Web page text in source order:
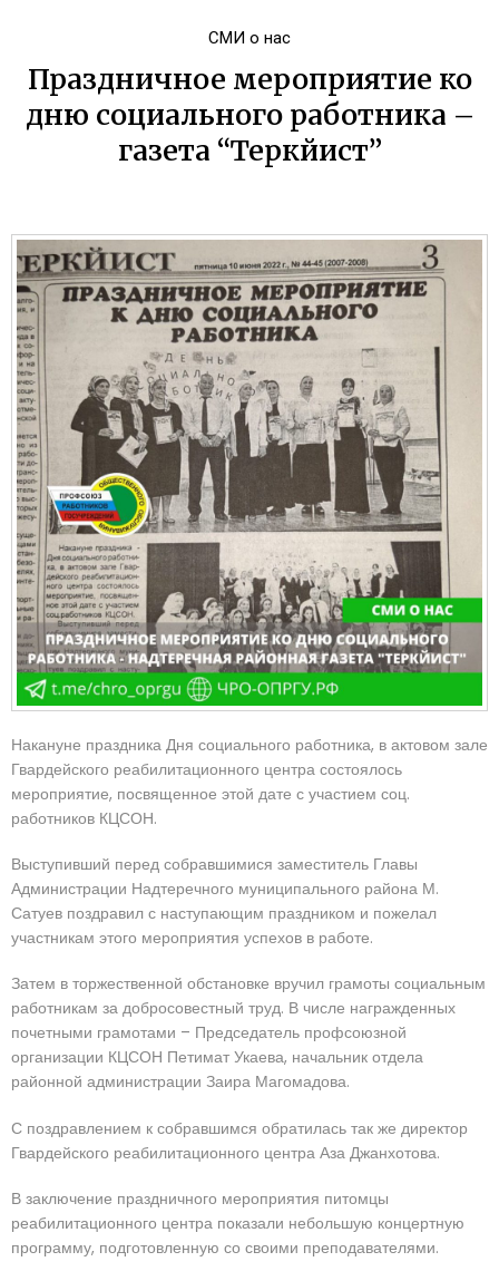
СМИ о нас
Праздничное мероприятие ко
дню социального работника –
газета “Теркйист”
Накануне праздника Дня социального работника, в актовом зале
Гвардейского реабилитационного центра состоялось
мероприятие, посвященное этой дате с участием соц.
работников КЦСОН.
Выступивший перед собравшимися заместитель Главы
Администрации Надтеречного муниципального района М.
Сатуев поздравил с наступающим праздником и пожелал
участникам этого мероприятия успехов в работе.
Затем в торжественной обстановке вручил грамоты социальным
работникам за добросовестный труд. В числе награжденных
почетными грамотами – Председатель профсоюзной
организации КЦСОН Петимат Укаева, начальник отдела
районной администрации Заира Магомадова.
С поздравлением к собравшимся обратилась так же директор
Гвардейского реабилитационного центра Аза Джанхотова.
В заключение праздничного мероприятия питомцы
реабилитационного центра показали небольшую концертную
программу, подготовленную со своими преподавателями.